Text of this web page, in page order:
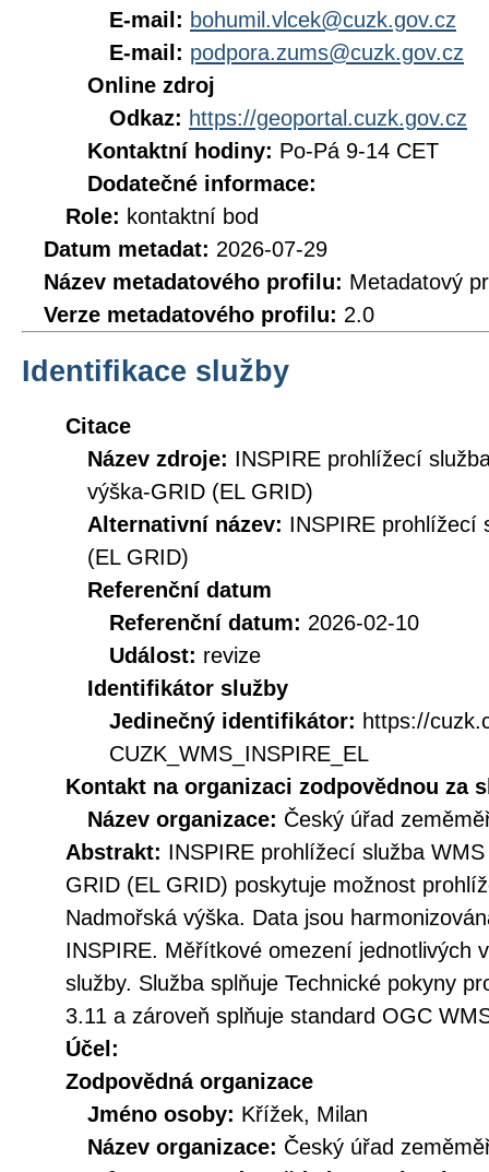
E-mail: bohumil.vlcek@cuzk.gov.cz
E-mail: podpora.zums@cuzk.gov.cz
Online zdroj
Odkaz: https://geoportal.cuzk.gov.cz
Kontaktní hodiny: Po-Pá 9-14 CET
Dodatečné informace:
Role: kontaktní bod
Datum metadat: 2026-07-29
Název metadatového profilu: Metadatový
Verze metadatového profilu: 2.0
Identifikace služby
Citace
Název zdroje: INSPIRE prohlížecí
výška-GRID (EL GRID)
Alternativní název: INSPIRE prohlížecí
(EL GRID)
Referenční datum
Referenční datum: 2026-02-10
Událost: revize
Identifikátor služby
Jedinečný identifikátor: https://
CUZK_WMS_INSPIRE_EL
Kontakt na organizaci zodpovědnou za
Název organizace: Český úřad
Abstrakt: INSPIRE prohlížecí služba
GRID (EL GRID) poskytuje možnost
Nadmořská výška. Data jsou
INSPIRE. Měřítkové omezení jednotlivých
služby. Služba splňuje Technické pokyny
3.11 a zároveň splňuje standard OGC
Účel:
Zodpovědná organizace
Jméno osoby: Křížek, Milan
Název organizace: Český úřad